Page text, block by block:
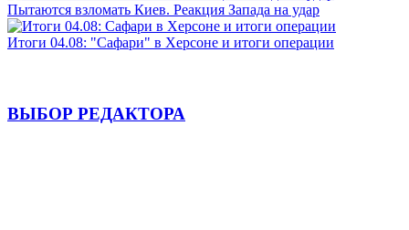
Пытаются взломать Киев. Реакция Запада на удар
Итоги 04.08: "Сафари" в Херсоне и итоги операции
ВЫБОР РЕДАКТОРА